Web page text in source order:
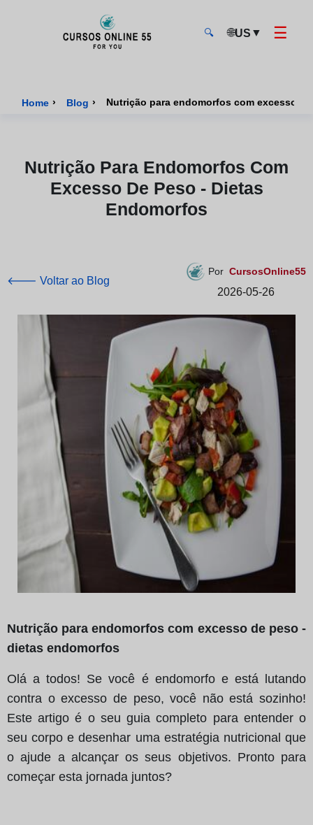
🔍 🌐US ▼ ☰
Home › Blog › Nutrição para endomorfos com excesso
Nutrição Para Endomorfos Com
Excesso De Peso - Dietas
Endomorfos
🡐 Voltar ao Blog
Por CursosOnline55
2026-05-26
Nutrição para endomorfos com excesso de peso -
dietas endomorfos
Olá a todos! Se você é endomorfo e está lutando
contra o excesso de peso, você não está sozinho!
Este artigo é o seu guia completo para entender o
seu corpo e desenhar uma estratégia nutricional que
o ajude a alcançar os seus objetivos. Pronto para
começar esta jornada juntos?